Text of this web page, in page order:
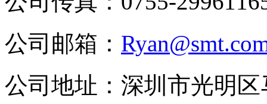
公司邮箱：
公司地址：深圳市光明